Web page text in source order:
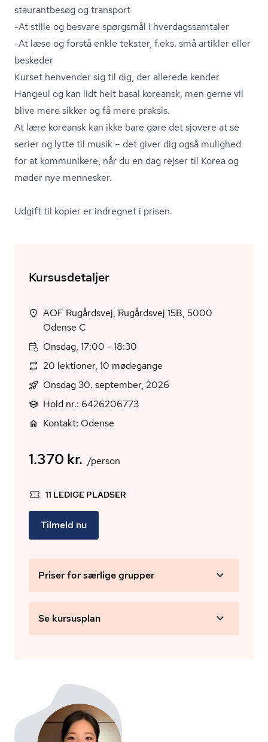
stau­rant­be­søg og transport
-At stille og besvare spørgsmål i hver­dags­sam­ta­ler
-At læse og forstå enkle tekster, f.eks. små artikler eller
beskeder
Kurset henvender sig til dig, der allerede kender
Hangeul og kan lidt helt basal koreansk, men gerne vil
blive mere sikker og få mere praksis.
At lære koreansk kan ikke bare gøre det sjovere at se
serier og lytte til musik – det giver dig også mulighed
for at kommunikere, når du en dag rejser til Korea og
møder nye mennesker.
Udgift til kopier er indregnet i prisen.
Kursusdetaljer
AOF Rugårdsvej, Rugårdsvej 15B, 5000
Odense C
Onsdag, 17:00 - 18:30
20 lektioner, 10 mødegange
Onsdag 30. september, 2026
Hold nr.: 6426206773
Kontakt: Odense
1.370 kr. /person
11 LEDIGE PLADSER
Tilmeld nu
Priser for særlige grupper
Se kursusplan